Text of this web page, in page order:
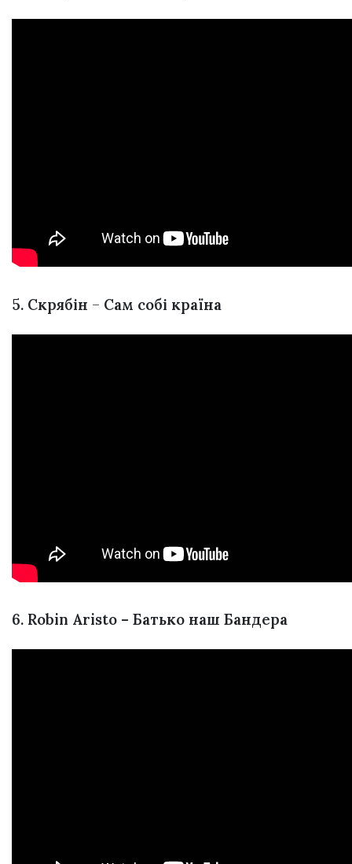
5. Скрябін – Сам собі країна
6. Robin Aristo – Батько наш Бандера